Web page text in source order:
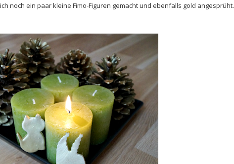
noch ein paar kleine Fimo-Figuren gemacht und ebenfalls gold angesprüht.